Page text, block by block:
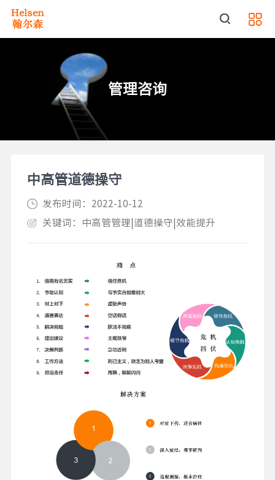
管理咨询
中高管道德操守
发布时间：2022-10-12
关键词：中高管管理|道德操守|效能提升